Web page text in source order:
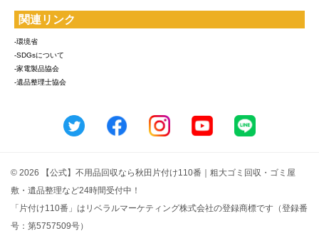
関連リンク
-環境省
-SDGsについて
-家電製品協会
-遺品整理士協会
© 2026 【公式】不用品回収なら秋田片付け110番｜粗大ゴミ回収・ゴミ屋
敷・遺品整理など24時間受付中！
「片付け110番」はリベラルマーケティング株式会社の登録商標です（登録番
号：第5757509号）